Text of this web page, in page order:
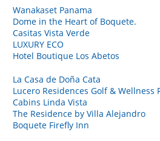
Wanakaset Panama
Dome in the Heart of Boquete.
Casitas Vista Verde
LUXURY ECO
Hotel Boutique Los Abetos
La Casa de Doña Cata
Lucero Residences Golf & Wellness
Cabins Linda Vista
The Residence by Villa Alejandro
Boquete Firefly Inn